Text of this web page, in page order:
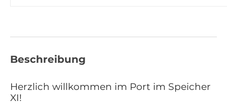
Beschreibung
Herzlich willkommen im Port im Speicher
XI!